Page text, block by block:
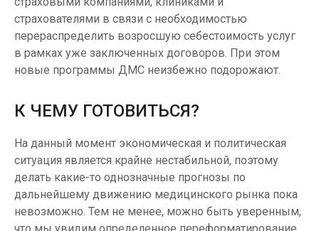
страхователями в связи с необходимостью
перераспределить возросшую себестоимость услуг
в рамках уже заключенных договоров. При этом
новые программы ДМС неизбежно подорожают.
К ЧЕМУ ГОТОВИТЬСЯ?
На данный момент экономическая и политическая
ситуация является крайне нестабильной, поэтому
делать какие-то однозначные прогнозы по
дальнейшему движению медицинского рынка пока
невозможно. Тем не менее, можно быть уверенным,